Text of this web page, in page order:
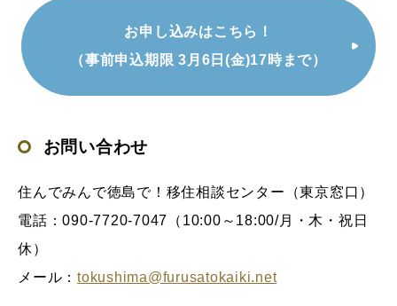
お申し込みはこちら！
（事前申込期限 3月6日(金)17時まで）
お問い合わせ
住んでみんで徳島で！移住相談センター（東京窓口）
電話：090-7720-7047（10:00～18:00/月・木・祝日
休）
メール： tokushima@furusatokaiki.net